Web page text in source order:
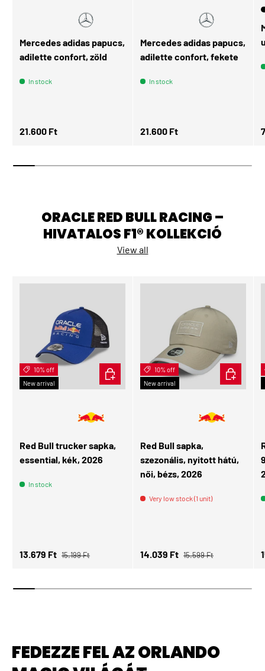
Mercedes adidas papucs,
adilette confort, zöld
In stock
Regular price
21.600 Ft
Mercedes adidas papucs,
adilette confort, fekete
In stock
Regular price
21.600 Ft
ORACLE RED BULL RACING –
HIVATALOS F1® KOLLEKCIÓ
View all
10% off
New arrival
Red Bull trucker sapka,
essential, kék, 2026
In stock
Sale price
13.679 Ft Regular price
15.199 Ft
ADD TO CART 10% off
New arrival
👩 Női
Red Bull sapka,
szezonális, nyitott hátú,
női, bézs, 2026
Very low stock (1 unit)
Sale price
14.039 Ft Regular price
15.599 Ft
ADD TO
FEDEZZE FEL AZ ORLANDO